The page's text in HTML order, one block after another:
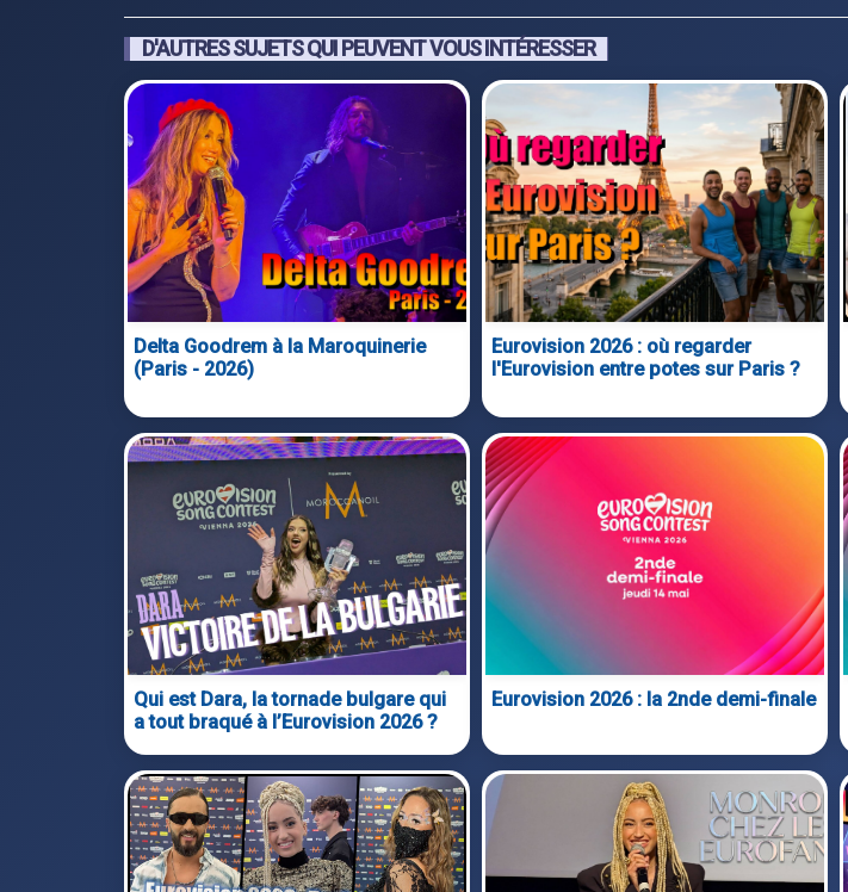
D'AUTRES SUJETS QUI PEUVENT VOUS INTÉRESSER
Delta Goodrem à la Maroquinerie
(Paris - 2026)
Eurovision 2026 : où regarder
l'Eurovision entre potes sur Paris ?
Qui est Dara, la tornade bulgare qui
a tout braqué à l’Eurovision 2026 ?
Eurovision 2026 : la 2nde demi-finale